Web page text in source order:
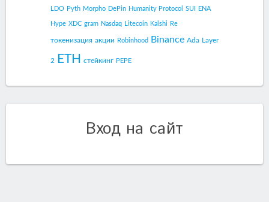
LDO Pyth Morpho DePin Humanity Protocol SUI ENA
Hype XDC gram Nasdaq Litecoin Kalshi Re
токенизация акции Robinhood Binance Ada Layer
2 ETH стейкинг PEPE
Вход на сайт